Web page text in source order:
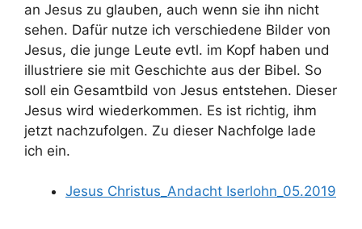
an Jesus zu glauben, auch wenn sie ihn nicht
sehen. Dafür nutze ich verschiedene Bilder von
Jesus, die junge Leute evtl. im Kopf haben und
illustriere sie mit Geschichte aus der Bibel. So
soll ein Gesamtbild von Jesus entstehen. Dieser
Jesus wird wiederkommen. Es ist richtig, ihm
jetzt nachzufolgen. Zu dieser Nachfolge lade
ich ein.
Jesus Christus_Andacht Iserlohn_05.2019